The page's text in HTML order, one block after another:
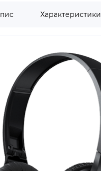
Характеристики